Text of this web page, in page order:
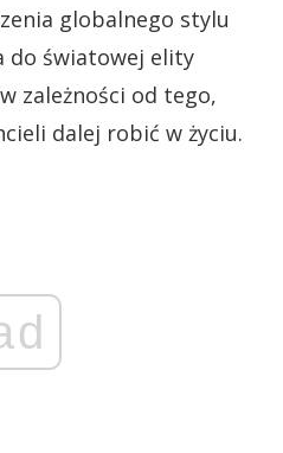
globalnego stylu
do światowej elity
zależności od tego,
dalej robić w życiu.